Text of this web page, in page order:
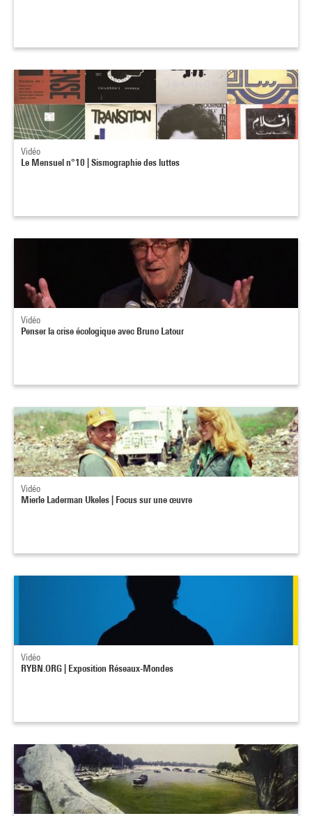
Vidéo
Le Mensuel n°10 | Sismographie des luttes
Vidéo
Penser la crise écologique avec Bruno Latour
Vidéo
Mierle Laderman Ukeles | Focus sur une œuvre
Vidéo
RYBN.ORG | Exposition Réseaux-Mondes